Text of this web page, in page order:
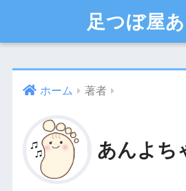
足つぼ屋
ホーム 著者
あんよ